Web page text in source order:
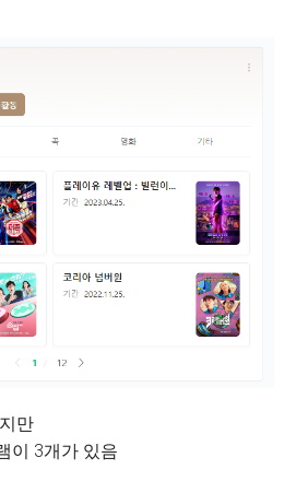
만
이 3개가 있음